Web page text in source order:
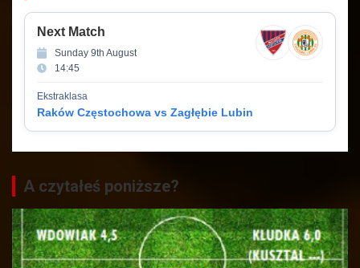
Next Match
Sunday 9th August
14:45
Ekstraklasa
Raków Częstochowa vs Zagłębie Lubin
A czytałeś poniższe?